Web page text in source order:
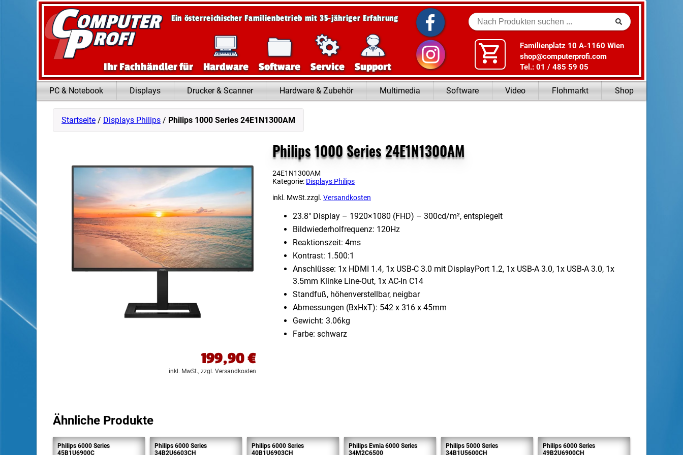
Zum Inhalt springen
Ein österreichischer Familienbetrieb mit 35‑jähriger Erfahrung
Ihr Fachhändler für Hardware Software Service Support
Suche
Familienplatz 10 A-1160 Wien
shop@computerprofi.com
Tel.: 01 / 485 59 05
PC & Notebook Displays Drucker & Scanner Hardware & Zubehör Multimedia Software Video Flohmarkt Shop
Startseite / Displays Philips / Philips 1000 Series 24E1N1300AM
199,90€
inkl. MwSt., zzgl. Versandkosten
Philips 1000 Series 24E1N1300AM
24E1N1300AM
Kategorie: Displays Philips
inkl. MwSt.zzgl. Versandkosten
23.8″ Display – 1920×1080 (FHD) – 300cd/​m², entspiegelt
Bildwiederholfrequenz: 120Hz
Reaktionszeit: 4ms
Kontrast: 1.500:1
Anschlüsse: 1x HDMI 1.4, 1x USB-C 3.0 mit DisplayPort 1.2, 1x USB-A 3.0, 1x USB-A 3.0, 1x
3.5mm Klinke Line-Out, 1x AC-In C14
Standfuß, höhenverstellbar, neigbar
Abmessungen (BxHxT): 542 x 316 x 45mm
Gewicht: 3.06kg
Farbe: schwarz
Ähnliche Produkte
Philips 6000 Series
45B1U6900C
Philips 6000 Series
34B2U6603CH
Philips 6000 Series
40B1U6903CH
Philips Evnia 6000 Series
34M2C6500
Philips 5000 Series
34B1U5600CH
Philips 6000 Series
49B2U6900CH